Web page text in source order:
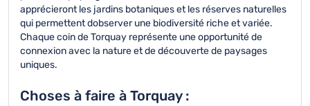
apprécieront les jardins botaniques et les réserves naturelles
qui permettent dobserver une biodiversité riche et variée.
Chaque coin de Torquay représente une opportunité de
connexion avec la nature et de découverte de paysages
uniques.
Choses à faire à Torquay :